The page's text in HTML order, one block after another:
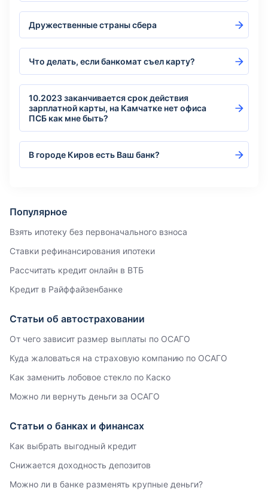
Дружественные страны сбера
Что делать, если банкомат съел карту?
10.2023 заканчивается срок действия
зарплатной карты, на Камчатке нет офиса
ПСБ как мне быть?
В городе Киров есть Ваш банк?
Популярное
Взять ипотеку без первоначального взноса
Ставки рефинансирования ипотеки
Рассчитать кредит онлайн в ВТБ
Кредит в Райффайзенбанке
Статьи об автостраховании
От чего зависит размер выплаты по ОСАГО
Куда жаловаться на страховую компанию по ОСАГО
Как заменить лобовое стекло по Каско
Можно ли вернуть деньги за ОСАГО
Статьи о банках и финансах
Как выбрать выгодный кредит
Снижается доходность депозитов
Можно ли в банке разменять крупные деньги?